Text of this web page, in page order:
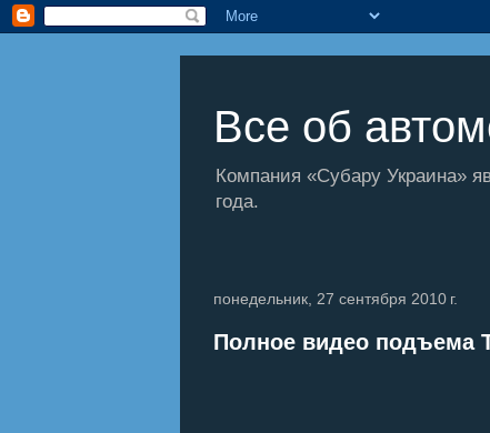
Все об
Компания «Субару Украина»
года.
понедельник, 27 сентября 2010 г.
Полное видео подъема